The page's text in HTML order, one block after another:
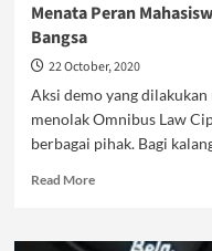
Menata Peran
Bangsa
22 October, 2020
Aksi demo yang
menolak Omnibus Law
berbagai pihak. Bagi
Read MoreRead
Menata